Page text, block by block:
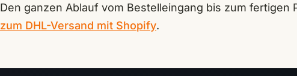
Den ganzen Ablauf vom Bestelleingang bis zum fertigen
zum DHL-Versand mit Shopify.